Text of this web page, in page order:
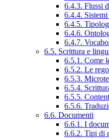
6.4.3. Flussi
6.4.4.
6.4.5.
6.4.6.
6.4.7.
6.5. Scrittura e
6.5.1. Come
6.5.2. Le
6.5.3.
6.5.4.
6.5.5.
6.5.6.
6.6. Documenti
6.6.1. I
6.6.2. Tipi di